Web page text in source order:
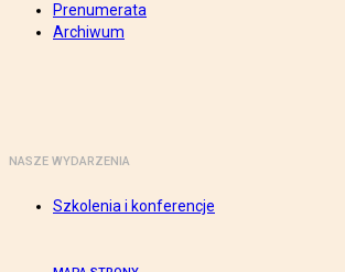
Prenumerata
Archiwum
NASZE WYDARZENIA
Szkolenia i konferencje